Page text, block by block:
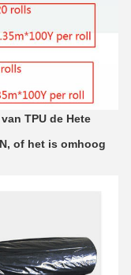
TPU de Hete
of het is omhoog